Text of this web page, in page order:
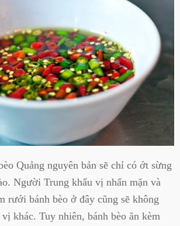
Quảng nguyên bản sẽ chỉ có ớt sừng
Người Trung khẩu vị nhấn mặn và
rưới bánh bèo ở đây cũng sẽ không
khác. Tuy nhiên, bánh bèo ăn kèm